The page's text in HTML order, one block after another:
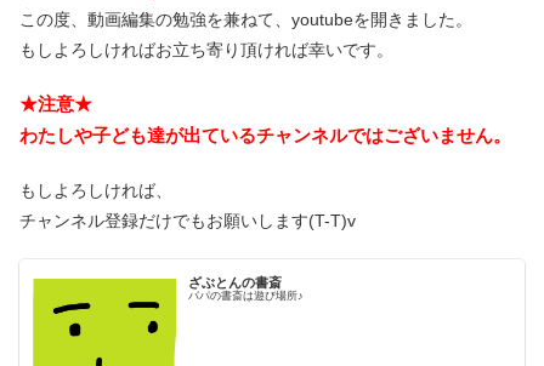
この度、動画編集の勉強を兼ねて、youtubeを開きました。
もしよろしければお立ち寄り頂ければ幸いです。
★注意★
わたしや子ども達が出ているチャンネルではございません。
もしよろしければ、
チャンネル登録だけでもお願いします(T-T)v
ざぶとんの書斎
パパの書斎は遊び場所♪